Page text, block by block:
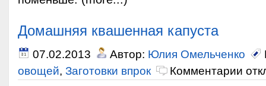
Домашняя квашенная капуста
07.02.2013 Автор: Юлия Омельченко
овощей, Заготовки впрок Комментарии